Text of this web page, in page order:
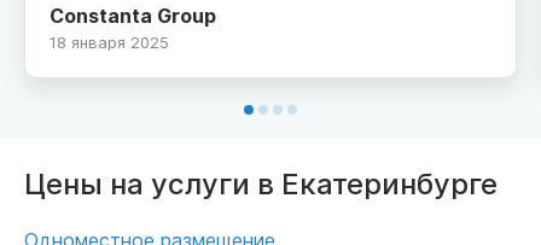
благоустроенная территория, парковка.
Внутри просторно, комфортные двухместные
с диванами и телевизором. Персонал добрый
должном уровне. От нас искренние слова
благодарности.
Constanta Group
18 января 2025
Цены на услуги в Екатеринбурге
Одноместное размещение